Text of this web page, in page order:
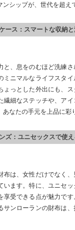
ンシップが、世代を超
ース：スマートな収納
と、息をのむほど洗練
ミニマルなライフスタ
ょっとした外出にも、
繊細なステッチや、ア
なたの手元を上品に彩
ズ：ユニセックスで使
布は、女性だけでなく
います。特に、ユニセ
享受できる点が魅力で
サンローランの財布は